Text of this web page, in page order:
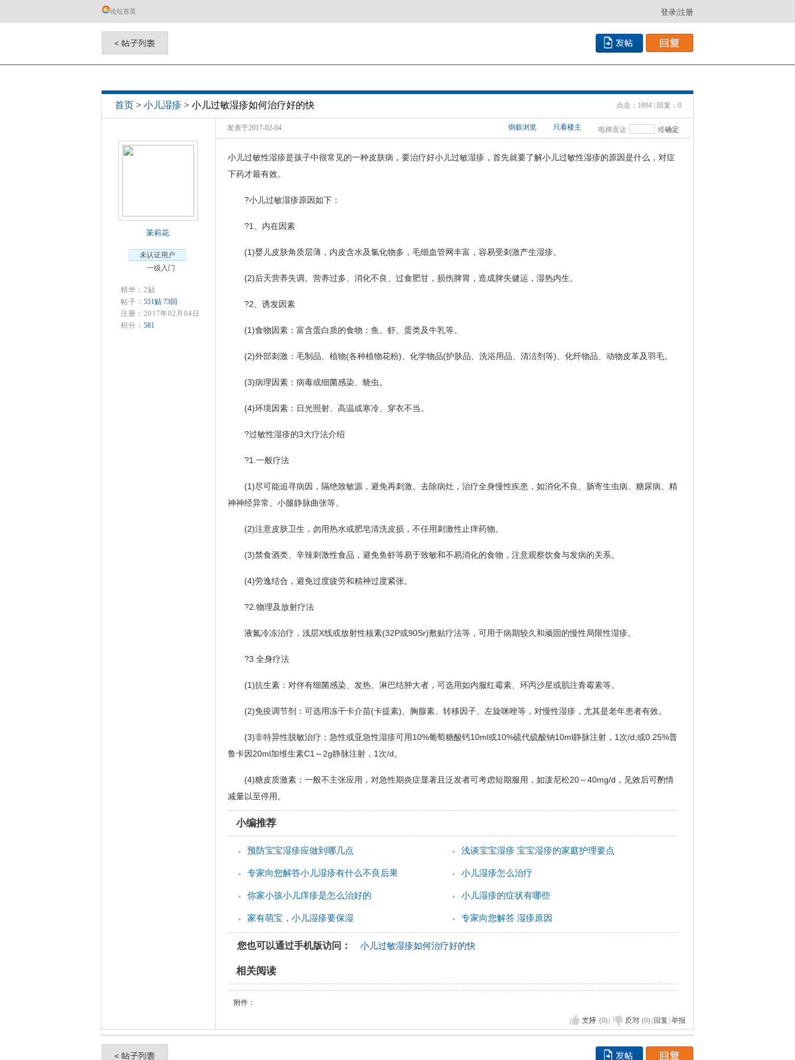
论坛首页 注册
|
登录
首页 > 小儿湿疹 > 小儿过敏湿疹如何治疗好的快 点击：1894 | 回复：0
茉莉花
未认证用户
一级入门
精华：2贴
帖子： 551贴 73回
注册：2017年02月04日
积分： 581
电梯直达 楼确定
发表于2017-02-04 倒叙浏览 只看楼主
小儿过敏性湿疹是孩子中很常见的一种皮肤病，要治疗好小儿过敏湿疹，首先就要了解小儿过敏性湿疹的原因是什么，对症
下药才最有效。
?小儿过敏湿疹原因如下：
?1、内在因素
(1)婴儿皮肤角质层薄，内皮含水及氯化物多，毛细血管网丰富，容易受刺激产生湿疹。
(2)后天营养失调。营养过多、消化不良、过食肥甘，损伤脾胃，造成脾失健运，湿热内生。
?2、诱发因素
(1)食物因素：富含蛋白质的食物：鱼、虾、蛋类及牛乳等。
(2)外部刺激：毛制品、植物(各种植物花粉)、化学物品(护肤品、洗浴用品、清洁剂等)、化纤物品、动物皮革及羽毛。
(3)病理因素：病毒或细菌感染、蛲虫。
(4)环境因素：日光照射、高温或寒冷、穿衣不当。
?过敏性湿疹的3大疗法介绍
?1.一般疗法
(1)尽可能追寻病因，隔绝致敏源，避免再刺激。去除病灶，治疗全身慢性疾患，如消化不良、肠寄生虫病、糖尿病、精
神神经异常、小腿静脉曲张等。
(2)注意皮肤卫生，勿用热水或肥皂清洗皮损，不任用刺激性止痒药物。
(3)禁食酒类、辛辣刺激性食品，避免鱼虾等易于致敏和不易消化的食物，注意观察饮食与发病的关系。
(4)劳逸结合，避免过度疲劳和精神过度紧张。
?2.物理及放射疗法
液氮冷冻治疗，浅层X线或放射性核素(32P或90Sr)敷贴疗法等，可用于病期较久和顽固的慢性局限性湿疹。
?3.全身疗法
(1)抗生素：对伴有细菌感染、发热、淋巴结肿大者，可选用如内服红霉素、环丙沙星或肌注青霉素等。
(2)免疫调节剂：可选用冻干卡介苗(卡提素)、胸腺素、转移因子、左旋咪唑等，对慢性湿疹，尤其是老年患者有效。
(3)非特异性脱敏治疗：急性或亚急性湿疹可用10%葡萄糖酸钙10ml或10%硫代硫酸钠10ml静脉注射，1次/d;或0.25%普
鲁卡因20ml加维生素C1～2g静脉注射，1次/d。
(4)糖皮质激素：一般不主张应用，对急性期炎症显著且泛发者可考虑短期服用，如泼尼松20～40mg/d，见效后可酌情
减量以至停用。
小编推荐
预防宝宝湿疹应做到哪几点 浅谈宝宝湿疹 宝宝湿疹的家庭护理要点
专家向您解答小儿湿疹有什么不良后果 小儿湿疹怎么治疗
你家小孩小儿痒疹是怎么治好的 小儿湿疹的症状有哪些
家有萌宝，小儿湿疹要保湿 专家向您解答 湿疹原因
您也可以通过手机版访问： 小儿过敏湿疹如何治疗好的快
相关阅读
附件：
(0) (0) 回复 举报